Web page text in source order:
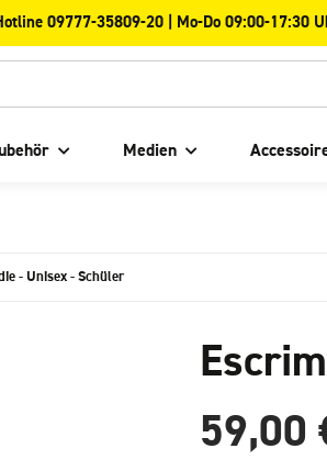
09777-35809-20 | Mo-Do 09:00-17:30
Medien
- Unisex - Schüler
59,00